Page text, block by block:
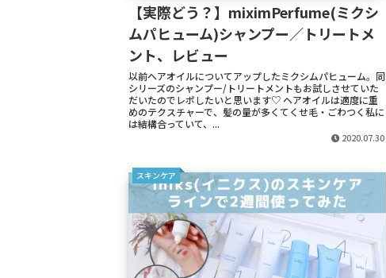
【実際どう？】miximPerfume(ミクシ
ムパヒューム)シャンプー／トリートメ
ント、レビュー
以前ヘアオイルについてアップしたミクシムパヒューム。同
シリーズのシャンプー/トリートメントもお試しさせていた
だいたのでレポしたいと思います♡ ヘアオイルは適度に重
めのテクスチャーで、髪の量が多くてくせ毛・ごわつく私に
は結構合っていて、...
2020.07.30
スキンケア